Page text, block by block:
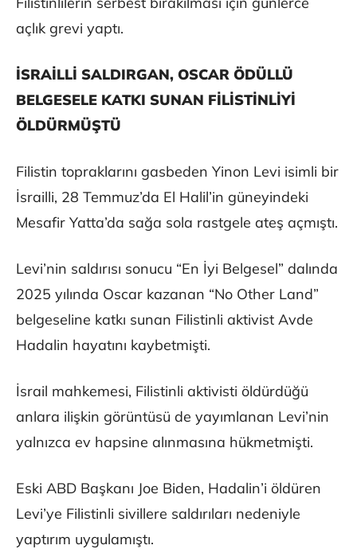
açlık grevi yaptı.
İSRAİLLİ SALDIRGAN, OSCAR ÖDÜLLÜ
BELGESELE KATKI SUNAN FİLİSTİNLİYİ
ÖLDÜRMÜŞTÜ
Filistin topraklarını gasbeden Yinon Levi isimli bir
İsrailli, 28 Temmuz’da El Halil’in güneyindeki
Mesafir Yatta’da sağa sola rastgele ateş açmıştı.
Levi’nin saldırısı sonucu “En İyi Belgesel” dalında
2025 yılında Oscar kazanan “No Other Land”
belgeseline katkı sunan Filistinli aktivist Avde
Hadalin hayatını kaybetmişti.
İsrail mahkemesi, Filistinli aktivisti öldürdüğü
anlara ilişkin görüntüsü de yayımlanan Levi’nin
yalnızca ev hapsine alınmasına hükmetmişti.
Eski ABD Başkanı Joe Biden, Hadalin’i öldüren
Levi’ye Filistinli sivillere saldırıları nedeniyle
yaptırım uygulamıştı.